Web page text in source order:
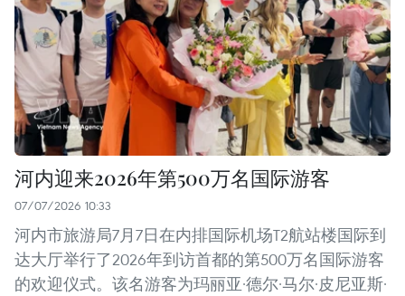
河内迎来2026年第500万名国际游客
07/07/2026 10:33
河内市旅游局7月7日在内排国际机场T2航站楼国际到
达大厅举行了2026年到访首都的第500万名国际游客
的欢迎仪式。该名游客为玛丽亚·德尔·马尔·皮尼亚斯·